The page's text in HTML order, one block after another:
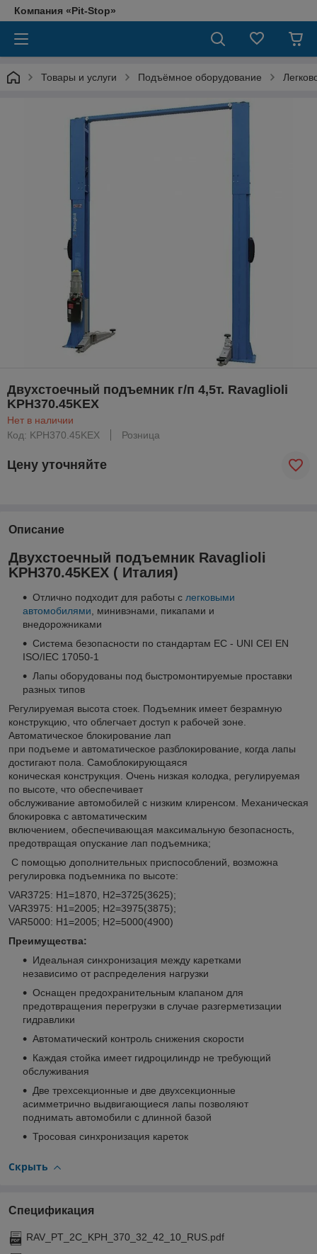
Компания «Pit-Stop»
Товары и услуги Подъёмное оборудование
Двухстоечный подъемник г/п 4,5т. Ravaglioli
KPH370.45KEX
Нет в наличии
Код: KPH370.45KEX
Розница
Цену уточняйте
Описание
Двухстоечный подъемник Ravaglioli
KPH370.45KEX ( Италия)
Отлично подходит для работы с легковыми
автомобилями, минивэнами, пикапами и
внедорожниками
Система безопасности по стандартам ЕС - UNI CEI EN
ISO/IEC 17050-1
Лапы оборудованы под быстромонтируемые проставки
разных типов
Регулируемая высота стоек. Подъемник имеет безрамную
конструкцию, что облегчает доступ к рабочей зоне.
Автоматическое блокирование лап
при подъеме и автоматическое разблокирование, когда лапы
достигают пола. Самоблокирующаяся
коническая конструкция. Очень низкая колодка, регулируемая
по высоте, что обеспечивает
обслуживание автомобилей с низким клиренсом. Механическая
блокировка с автоматическим
включением, обеспечивающая максимальную безопасность,
предотвращая опускание лап подъемника;
С помощью дополнительных приспособлений, возможна
регулировка подъемника по высоте:
VAR3725: H1=1870, H2=3725(3625);
VAR3975: H1=2005; H2=3975(3875);
VAR5000: H1=2005; H2=5000(4900)
Преимущества:
Идеальная синхронизация между каретками
независимо от распределения нагрузки
Оснащен предохранительным клапаном для
предотвращения перегрузки в случае разгерметизации
гидравлики
Автоматический контроль снижения скорости
Каждая стойка имеет гидроцилиндр не требующий
обслуживания
Две трехсекционные и две двухсекционные
асимметрично выдвигающиеся лапы позволяют
поднимать автомобили с длинной базой
Тросовая синхронизация кареток
Скрыть
Спецификация
RAV_PT_2C_KPH_370_32_42_10_RUS.pdf